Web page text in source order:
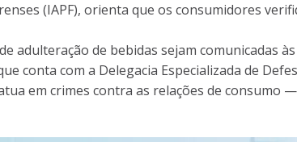
(IAPF), orienta que os consumidores
adulteração de bebidas sejam comunicadas
conta com a Delegacia Especializada de
em crimes contra as relações de consumo